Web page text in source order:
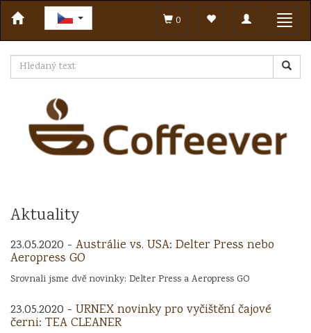
Toggle
navigation
0
Aktuality
23.05.2020 - Austrálie vs. USA: Delter Press nebo
Aeropress GO
Srovnali jsme dvě novinky: Delter Press a Aeropress GO
23.05.2020 - URNEX novinky pro vyčištění čajové
černi: TEA CLEANER